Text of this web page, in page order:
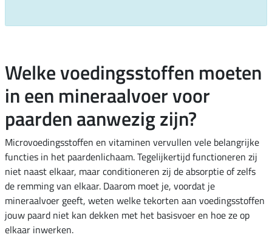
Welke voedingsstoffen moeten
in een mineraalvoer voor
paarden aanwezig zijn?
Microvoedingsstoffen en vitaminen vervullen vele belangrijke
functies in het paardenlichaam. Tegelijkertijd functioneren zij
niet naast elkaar, maar conditioneren zij de absorptie of zelfs
de remming van elkaar. Daarom moet je, voordat je
mineraalvoer geeft, weten welke tekorten aan voedingsstoffen
jouw paard niet kan dekken met het basisvoer en hoe ze op
elkaar inwerken.